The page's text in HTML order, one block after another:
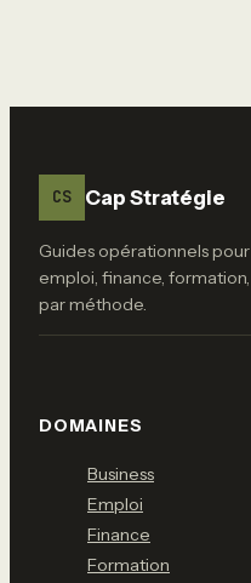
CS Cap Stratégie
Guides opérationnels
emploi, finance,
par méthode.
DOMAINES
Business
Emploi
Finance
Formation